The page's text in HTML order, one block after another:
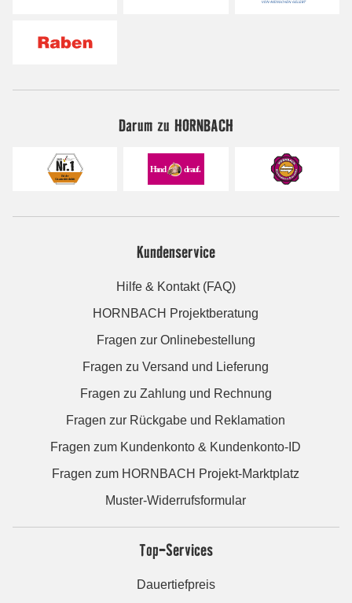
Darum zu HORNBACH
Kundenservice
Hilfe & Kontakt (FAQ)
HORNBACH Projektberatung
Fragen zur Onlinebestellung
Fragen zu Versand und Lieferung
Fragen zu Zahlung und Rechnung
Fragen zur Rückgabe und Reklamation
Fragen zum Kundenkonto & Kundenkonto-ID
Fragen zum HORNBACH Projekt-Marktplatz
Muster-Widerrufsformular
Top-Services
Dauertiefpreis